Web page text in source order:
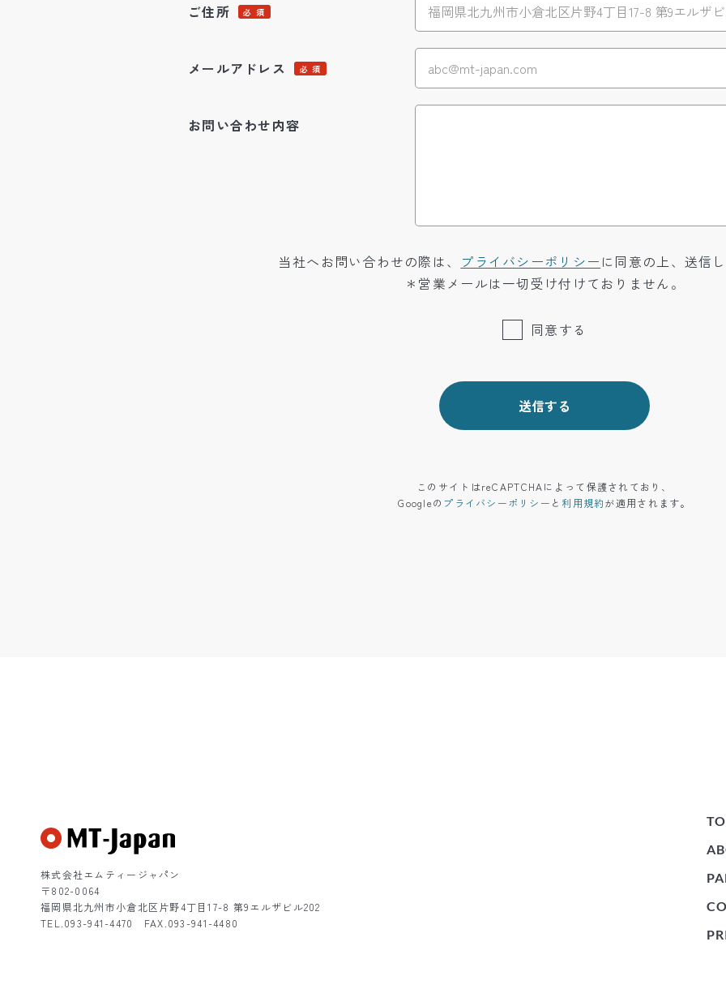
ご住所 必 須
メールアドレス 必 須
お問い合わせ内容
当社へお問い合わせの際は、 プライバシーポリシー に同意の上、送信
＊営業メールは一切受け付けておりません。
同意する
このサイトはreCAPTCHAによって保護されており、
Googleの プライバシーポリシー と利用規約が適用されます。
株式会社エムティージャパン
〒802-0064
福岡県北九州市小倉北区片野4丁目17-8 第9エルザビル202
TEL.093-941-4470
FAX.093-941-4480